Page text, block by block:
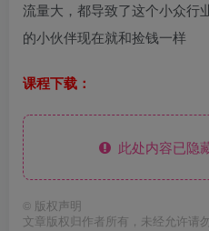
流量大，都导致了这个小众行
的小伙伴现在就和捡钱一样
课程下载：
此处内容已隐
© 版权声明
文章版权归作者所有，未经允许请勿